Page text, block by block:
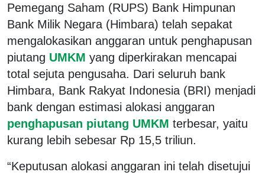
Pemegang Saham (RUPS) Bank Himpunan
Bank Milik Negara (Himbara) telah sepakat
mengalokasikan anggaran untuk penghapusan
piutang UMKM yang diperkirakan mencapai
total sejuta pengusaha. Dari seluruh bank
Himbara, Bank Rakyat Indonesia (BRI) menjadi
bank dengan estimasi alokasi anggaran
penghapusan piutang UMKM terbesar, yaitu
kurang lebih sebesar Rp 15,5 triliun.
“Keputusan alokasi anggaran ini telah disetujui